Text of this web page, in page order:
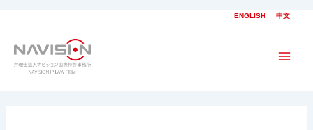
ENGLISH 中文